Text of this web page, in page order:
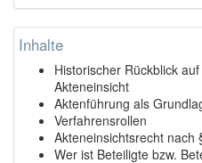
Inhalte
Historischer Rückblick
Akteneinsicht
Aktenführung als
Verfahrensrollen
Akteneinsichtsrecht nach
Wer ist Beteiligte bzw.